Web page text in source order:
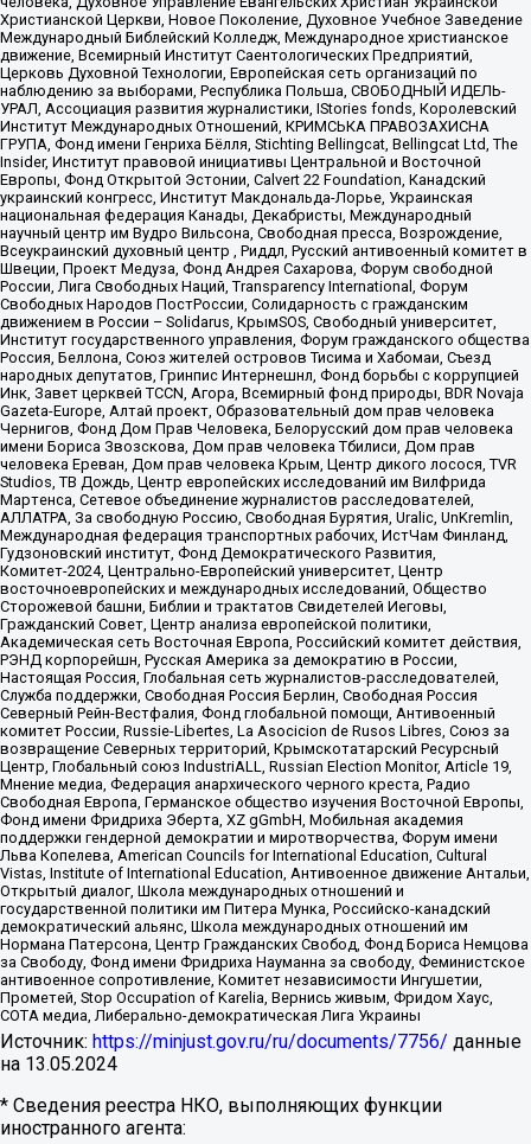
Христианской Церкви, Новое Поколение, Духовное Учебное Заведение
Международный Библейский Колледж, Международное христианское
движение, Всемирный Институт Саентологических Предприятий,
Церковь Духовной Технологии, Европейская сеть организаций по
наблюдению за выборами, Республика Польша, СВОБОДНЫЙ ИДЕЛЬ-
УРАЛ, Ассоциация развития журналистики, IStories fonds, Королевский
Институт Международных Отношений, КРИМСЬКА ПРАВОЗАХИСНА
ГРУПА, Фонд имени Генриха Бёлля, Stichting Bellingcat, Bellingcat Ltd, The
Insider, Институт правовой инициативы Центральной и Восточной
Европы, Фонд Открытой Эстонии, Calvert 22 Foundation, Канадский
украинский конгресс, Институт Макдональда-Лорье, Украинская
национальная федерация Канады, Декабристы, Международный
научный центр им Вудро Вильсона, Свободная пресса, Возрождение,
Всеукраинский духовный центр , Риддл, Русский антивоенный комитет в
Швеции, Проект Медуза, Фонд Андрея Сахарова, Форум свободной
России, Лига Свободных Наций, Transparеncy International, Форум
Свободных Народов ПостРоссии, Солидарность с гражданским
движением в России – Solidarus, КрымSOS, Свободный университет,
Институт государственного управления, Форум гражданского общества
Россия, Беллона, Союз жителей островов Тисима и Хабомаи, Съезд
народных депутатов, Гринпис Интернешнл, Фонд борьбы с коррупцией
Инк, Завет церквей TCCN, Агора, Всемирный фонд природы, BDR Novaja
Gazeta-Europe, Алтай проект, Образовательный дом прав человека
Чернигов, Фонд Дом Прав Человека, Белорусский дом прав человека
имени Бориса Звозскова, Дом прав человека Тбилиси, Дом прав
человека Ереван, Дом прав человека Крым, Центр дикого лосося, TVR
Studios, ТВ Дождь, Центр европейских исследований им Вилфрида
Мартенса, Сетевое объединение журналистов расследователей,
АЛЛАТРА, За свободную Россию, Свободная Бурятия, Uralic, UnKremlin,
Международная федерация транспортных рабочих, ИстЧам Финланд,
Гудзоновский институт, Фонд Демократического Развития,
Комитет-2024, Центрально-Европейский университет, Центр
восточноевропейских и международных исследований, Общество
Сторожевой башни, Библии и трактатов Свидетелей Иеговы,
Гражданский Совет, Центр анализа европейской политики,
Академическая сеть Восточная Европа, Российский комитет действия,
РЭНД корпорейшн, Русская Америка за демократию в России,
Настоящая Россия, Глобальная сеть журналистов-расследователей,
Служба поддержки, Свободная Россия Берлин, Свободная Россия
Северный Рейн-Вестфалия, Фонд глобальной помощи, Антивоенный
комитет России, Russie-Libertes, La Asocicion de Rusos Libres, Союз за
возвращение Северных территорий, Крымскотатарский Ресурсный
Центр, Глобальный союз IndustriALL, Russian Election Monitor, Article 19,
Мнение медиа, Федерация анархического черного креста, Радио
Свободная Европа, Германское общество изучения Восточной Европы,
Фонд имени Фридриха Эберта, XZ gGmbH, Мобильная академия
поддержки гендерной демократии и миротворчества, Форум имени
Льва Копелева, American Councils for International Education, Cultural
Vistas, Institute of International Education, Антивоенное движение Антальи,
Открытый диалог, Школа международных отношений и
государственной политики им Питера Мунка, Российско-канадский
демократический альянс, Школа международных отношений им
Нормана Патерсона, Центр Гражданских Свобод, Фонд Бориса Немцова
за Свободу, Фонд имени Фридриха Науманна за свободу, Феминистское
антивоенное сопротивление, Комитет независимости Ингушетии,
Прометей, Stop Occupation of Karelia, Вернись живым, Фридом Хаус,
СОТА медиа, Либерально-демократическая Лига Украины
Источник: https://minjust.gov.ru/ru/documents/7756/ данные
на 13.05.2024
* Сведения реестра НКО, выполняющих функции
иностранного агента: